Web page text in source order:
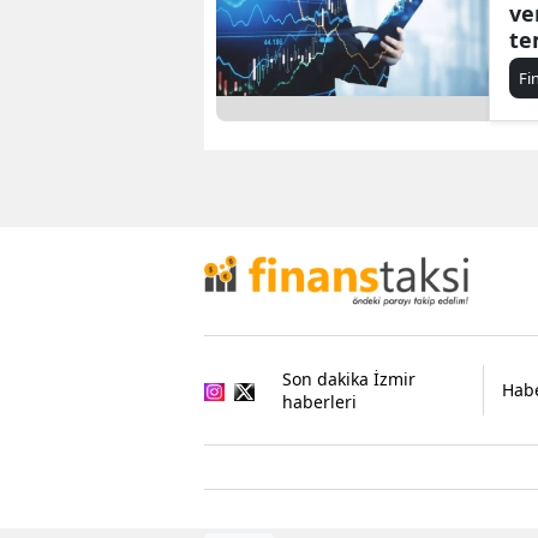
Son dakika İzmir
haberleri